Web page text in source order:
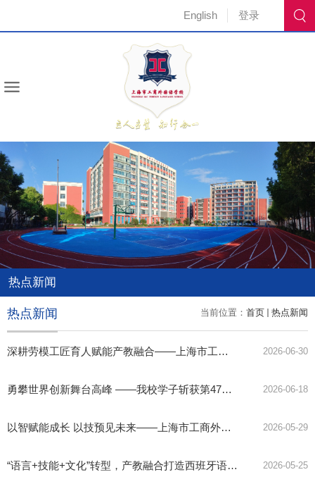
English 登录
热点新闻
当前位置： 首页 热点新闻
热点新闻
2026-06-30
深耕劳模工匠育人赋能产教融合——上海市工商外国语学校获评中国技协高工委理事单位
2026-06-18
勇攀世界创新舞台高峰 ——我校学子斩获第47届世界头脑奥林匹克决赛世界亚军
2026-05-29
以智赋能成长 以技预见未来——上海市工商外国语学校2026年职业体验日圆满结束
2026-05-25
“语言+技能+文化”转型，产教融合打造西班牙语“AI+语言”实战训练营